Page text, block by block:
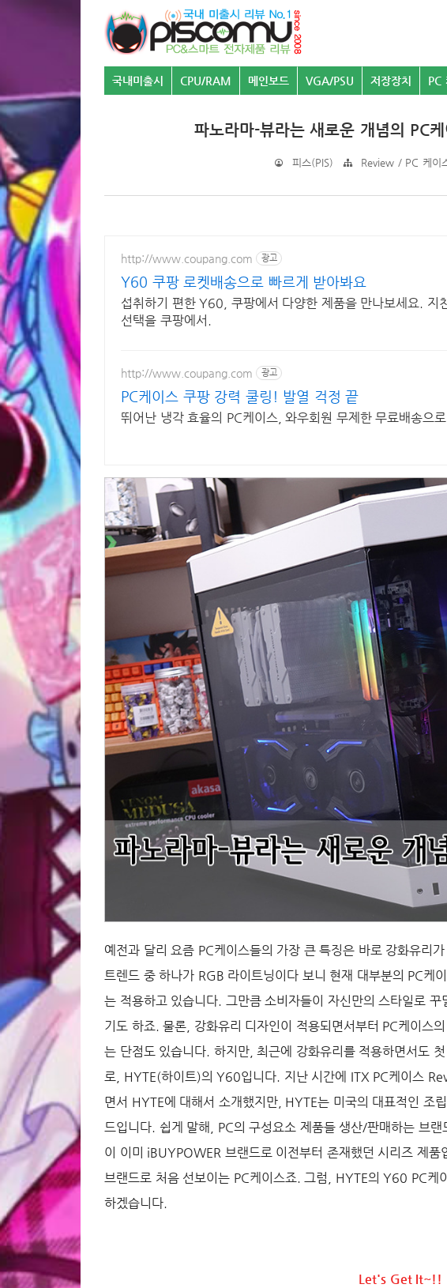
국내미출시 CPU/RAM 메인보드 VGA/PSU 저장장치 PC
파노라마-뷰라는 새로운 개념의 PC
피스(PIS) Review / PC 케이
http://www.coupang.com 광고
Y60 쿠팡 로켓배송으로 빠르게 받아봐요
섭취하기 편한 Y60, 쿠팡에서 다양한 제품을 만나보세요. 지
선택을 쿠팡에서.
http://www.coupang.com 광고
PC케이스 쿠팡 강력 쿨링! 발열 걱정 끝
뛰어난 냉각 효율의 PC케이스, 와우회원 무제한 무료배송으
예전과 달리 요즘 PC케이스들의 가장 큰 특징은 바로 강화유리
트렌드 중 하나가 RGB 라이트닝이다 보니 현재 대부분의 PC케
는 적용하고 있습니다. 그만큼 소비자들이 자신만의 스타일로
기도 하죠. 물론, 강화유리 디자인이 적용되면서부터 PC케이스
는 단점도 있습니다. 하지만, 최근에 강화유리를 적용하면서도
로, HYTE(하이트)의 Y60입니다. 지난 시간에 ITX PC케이스
면서 HYTE에 대해서 소개했지만, HYTE는 미국의 대표적인 조
드입니다. 쉽게 말해, PC의 구성요소 제품들 생산/판매하는 브
이 이미 iBUYPOWER 브랜드로 이전부터 존재했던 시리즈 제
브랜드로 처음 선보이는 PC케이스죠. 그럼, HYTE의 Y60 PC케
하겠습니다.
Let's Get It~!!